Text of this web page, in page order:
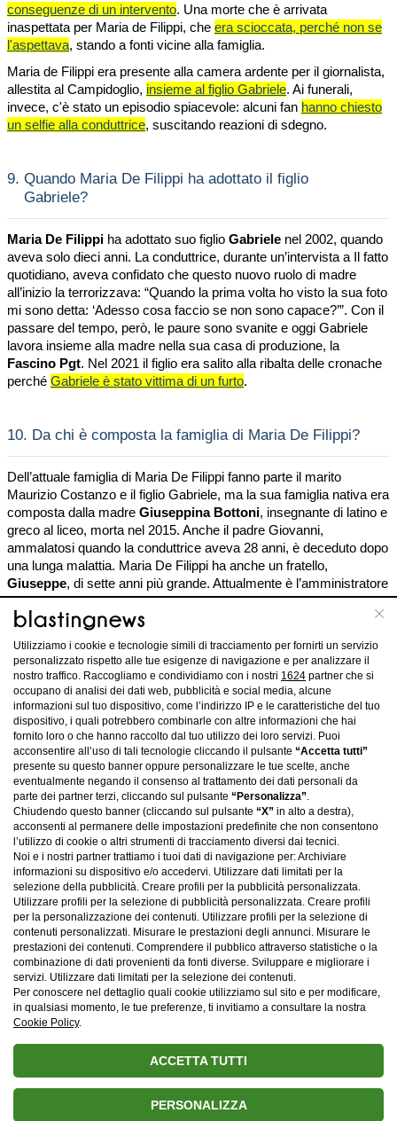
conseguenze di un intervento. Una morte che è arrivata
inaspettata per Maria de Filippi, che era scioccata, perché non se
l'aspettava, stando a fonti vicine alla famiglia.
Maria de Filippi era presente alla camera ardente per il giornalista,
allestita al Campidoglio, insieme al figlio Gabriele. Ai funerali,
invece, c'è stato un episodio spiacevole: alcuni fan hanno chiesto
un selfie alla conduttrice, suscitando reazioni di sdegno.
9. Quando Maria De Filippi ha adottato il figlio
Gabriele?
Maria De Filippi ha adottato suo figlio Gabriele nel 2002, quando
aveva solo dieci anni. La conduttrice, durante un’intervista a Il fatto
quotidiano, aveva confidato che questo nuovo ruolo di madre
all’inizio la terrorizzava: “Quando la prima volta ho visto la sua foto
mi sono detta: ‘Adesso cosa faccio se non sono capace?’”. Con il
passare del tempo, però, le paure sono svanite e oggi Gabriele
lavora insieme alla madre nella sua casa di produzione, la
Fascino Pgt. Nel 2021 il figlio era salito alla ribalta delle cronache
perché Gabriele è stato vittima di un furto.
10. Da chi è composta la famiglia di Maria De Filippi?
Dell’attuale famiglia di Maria De Filippi fanno parte il marito
Maurizio Costanzo e il figlio Gabriele, ma la sua famiglia nativa era
composta dalla madre Giuseppina Bottoni, insegnante di latino e
greco al liceo, morta nel 2015. Anche il padre Giovanni,
ammalatosi quando la conduttrice aveva 28 anni, è deceduto dopo
una lunga malattia. Maria De Filippi ha anche un fratello,
Giuseppe, di sette anni più grande. Attualmente è l’amministratore
delegato dellaFascino Pgt.
11. Quando è nata l’amicizia tra Maria De Filippi e
Sabrina Ferilli?
L’amicizia tra Maria De Filippi eSabrina Ferillidura da diversi
anni. Il rapporto è stato poi portato anche nel piccolo schermo,
visto che hanno collaborato a diversi programmi televisivi come
Tú si que valeseAmici, tanto chei fan avevano chiesto che
Ferilli diventasse giudice fissa dello show. Per quanto riguarda la
loro amicizia Maria De Filippi, durante un’intervista a Sorrisi e
Canzoni, aveva dichiarato che Sabrina Ferilli è un’amica sempre
presente. Mentre sul suo modo di fare con l’attrice aveva
affermato: “Sono una di quelle amiche che non chiama tutti i giorni,
ma penso di esserci nei momenti importanti”.
Chi segue il Canale Maria De Filippi?
Utilizziamo i cookie e tecnologie simili di tracciamento per fornirti un servizio
personalizzato rispetto alle tue esigenze di navigazione e per analizzare il
nostro traffico. Raccogliamo e condividiamo con i nostri 1624 partner che si
occupano di analisi dei dati web, pubblicità e social media, alcune
informazioni sul tuo dispositivo, come l’indirizzo IP e le caratteristiche del tuo
dispositivo, i quali potrebbero combinarle con altre informazioni che hai
fornito loro o che hanno raccolto dal tuo utilizzo dei loro servizi. Puoi
acconsentire all’uso di tali tecnologie cliccando il pulsante “Accetta tutti”
presente su questo banner oppure personalizzare le tue scelte, anche
eventualmente negando il consenso al trattamento dei dati personali da
parte dei partner terzi, cliccando sul pulsante “Personalizza”.
Chiudendo questo banner (cliccando sul pulsante “X” in alto a destra),
acconsenti al permanere delle impostazioni predefinite che non consentono
l’utilizzo di cookie o altri strumenti di tracciamento diversi dai tecnici.
Noi e i nostri partner trattiamo i tuoi dati di navigazione per: Archiviare
informazioni su dispositivo e/o accedervi. Utilizzare dati limitati per la
selezione della pubblicità. Creare profili per la pubblicità personalizzata.
Utilizzare profili per la selezione di pubblicità personalizzata. Creare profili
per la personalizzazione dei contenuti. Utilizzare profili per la selezione di
contenuti personalizzati. Misurare le prestazioni degli annunci. Misurare le
prestazioni dei contenuti. Comprendere il pubblico attraverso statistiche o la
combinazione di dati provenienti da fonti diverse. Sviluppare e migliorare i
servizi. Utilizzare dati limitati per la selezione dei contenuti.
Per conoscere nel dettaglio quali cookie utilizziamo sul sito e per modificare,
in qualsiasi momento, le tue preferenze, ti invitiamo a consultare la nostra
Cookie Policy.
ACCETTA TUTTI
PERSONALIZZA